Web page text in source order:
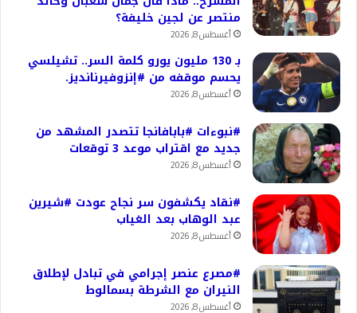
منتصر عن لجين خليفة؟
أغسطس 8, 2026
بـ 130 مليون يورو كلمة السر.. تشيلسي
يحسم موقفه من #إنزوفيرنانديز.
أغسطس 8, 2026
#نبوءات #بابافانجا تتصدر المشهد من
جديد مع اقتراب موعد 3 توقعات
أغسطس 8, 2026
#نقاد يكشفون سر نجاح عودت #شيرين
عبد الوهاب بعد الغياب
أغسطس 8, 2026
#مصرع عنصر إجرامي في تبادل لإطلاق
النيران مع الشرطة بسمالوط
أغسطس 8, 2026